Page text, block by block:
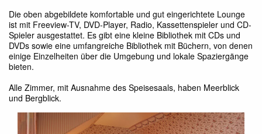
Die oben abgebildete komfortable und gut eingerichtete Lounge
ist mit Freeview-TV, DVD-Player, Radio, Kassettenspieler und CD-
Spieler ausgestattet. Es gibt eine kleine Bibliothek mit CDs und
DVDs sowie eine umfangreiche Bibliothek mit Büchern, von denen
einige Einzelheiten über die Umgebung und lokale Spaziergänge
bieten.
Alle Zimmer, mit Ausnahme des Speisesaals, haben Meerblick
und Bergblick.